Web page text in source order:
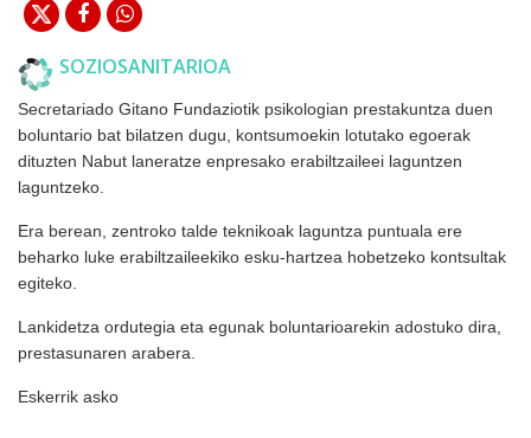
SOZIOSANITARIOA
Secretariado Gitano Fundaziotik psikologian prestakuntza duen
boluntario bat bilatzen dugu, kontsumoekin lotutako egoerak
dituzten Nabut laneratze enpresako erabiltzaileei laguntzen
laguntzeko.
Era berean, zentroko talde teknikoak laguntza puntuala ere
beharko luke erabiltzaileekiko esku-hartzea hobetzeko kontsultak
egiteko.
Lankidetza ordutegia eta egunak boluntarioarekin adostuko dira,
prestasunaren arabera.
Eskerrik asko